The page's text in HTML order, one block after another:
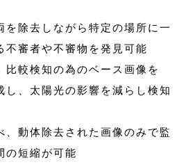
を除去しながら特定の場所に一
不審者や不審物を発見可能
比較検知の為のベース画像を
し、太陽光の影響を減らし検知
、動体除去された画像のみで監
の短縮が可能